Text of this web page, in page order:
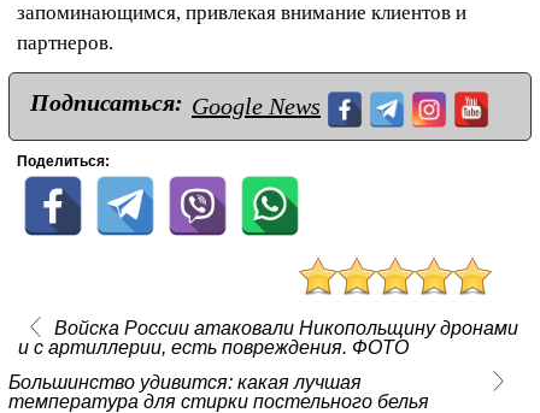
запоминающимся, привлекая внимание клиентов и
партнеров.
Подписаться: Google News
Поделиться:
Войска России атаковали Никопольщину дронами
и с артиллерии, есть повреждения. ФОТО
Большинство удивится: какая лучшая
температура для стирки постельного белья